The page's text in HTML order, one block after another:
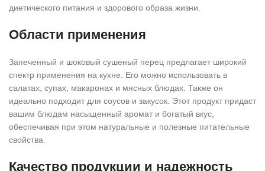
диетического питания и здорового образа жизни.
Области применения
Запеченный и шоковый сушеный перец предлагает широкий
спектр применения на кухне. Его можно использовать в
салатах, супах, макаронах и мясных блюдах. Также он
идеально подходит для соусов и закусок. Этот продукт придаст
вашим блюдам насыщенный аромат и богатый вкус,
обеспечивая при этом натуральные и полезные питательные
свойства.
Качество продукции и надежность